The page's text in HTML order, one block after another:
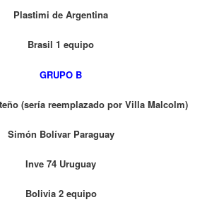
Plastimi de Argentina
Brasil 1 equipo
GRUPO B
(sería reemplazado por Villa Malcolm)
Simón Bolívar Paraguay
Inve 74 Uruguay
Bolivia 2 equipo